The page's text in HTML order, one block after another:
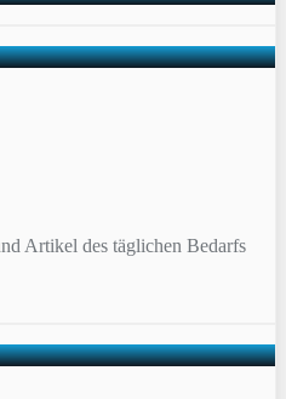
Artikel des täglichen Bedarfs